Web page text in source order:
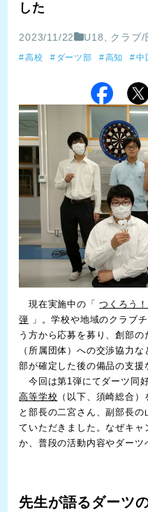
した
2023/11/22 U18, クラブ/
高校 ダーツ部 高知 中
現在実施中の「つくろう
弾 」。学校や地域のクラブ
う方から応募を募り、創部
（所属団体）への交渉協力
部が確定した後の備品の支援
今回は第1弾にてダーツ同
高等学校 （以下、須崎総合
と部長の二宮さん、副部長
ていただきました。なぜキ
か、普段の活動内容やダーツ
先生が語るダーツ